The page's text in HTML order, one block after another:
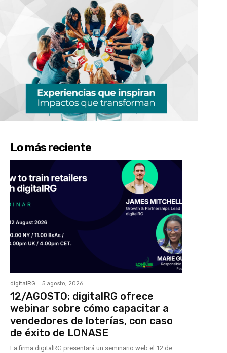
Lo más reciente
digitalRG 5 agosto, 2026
12/AGOSTO: digitalRG ofrece
webinar sobre cómo capacitar a
vendedores de loterías, con caso
de éxito de LONASE
La firma digitalRG presentará un seminario web el 12 de